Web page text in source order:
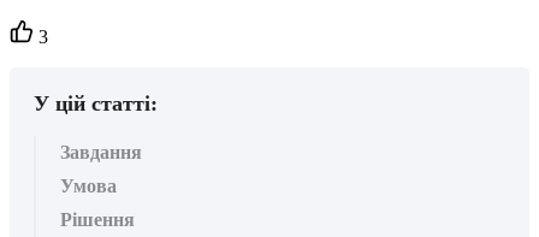
Кількість
вподобайок:
3
У цій статті:
Завдання
Умова
Рішення